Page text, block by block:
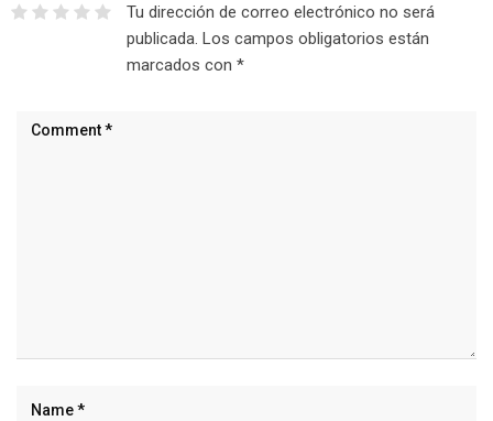
Tu dirección de correo electrónico no será
publicada. Los campos obligatorios están
marcados con *